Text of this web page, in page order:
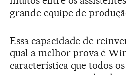
grande equipe de
Essa capacidade de
qual a melhor prova é
característica que todos